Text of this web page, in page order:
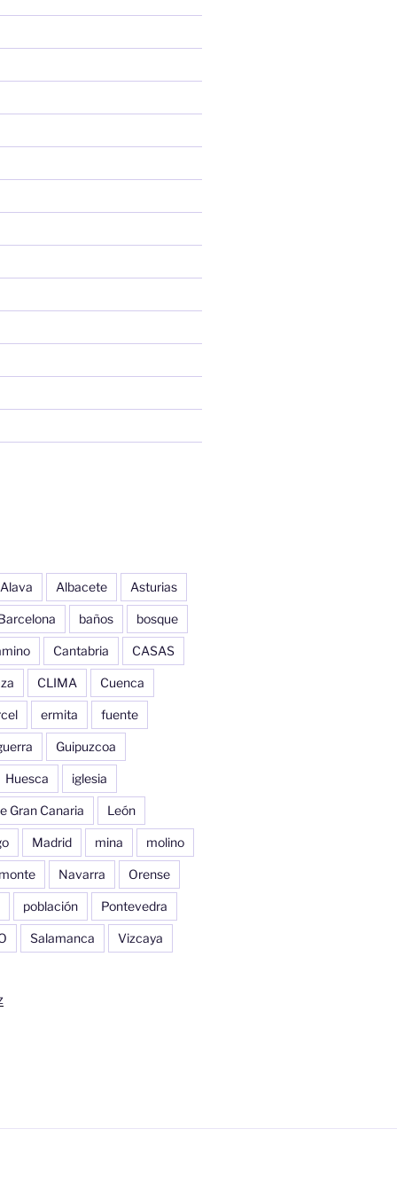
Alava Albacete Asturias
baños bosque
Cantabria CASAS
CLIMA Cuenca
ermita fuente
Guipuzcoa
Huesca iglesia
Gran Canaria León
Madrid mina molino
monte Navarra Orense
población Pontevedra
Salamanca Vizcaya